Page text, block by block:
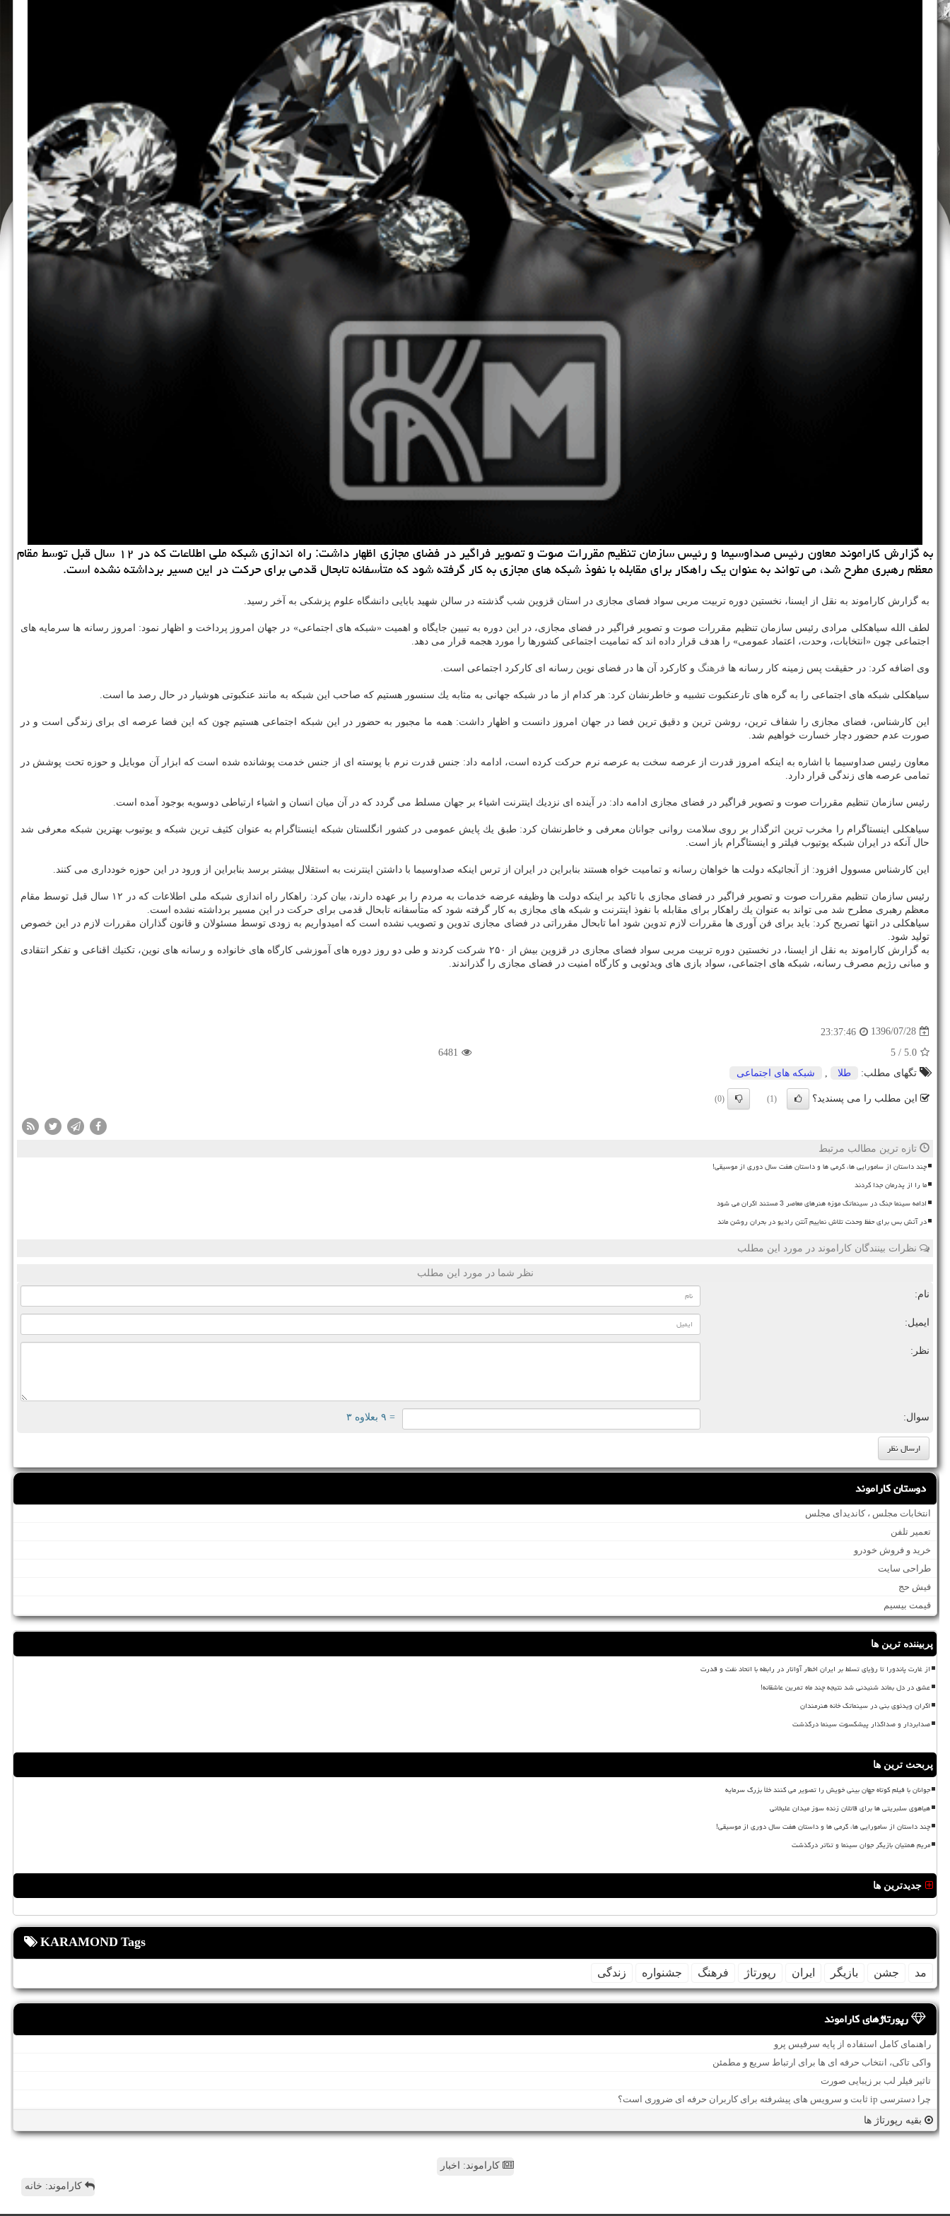
به گزارش كاراموند معاون رئیس صداوسیما و رئیس سازمان تنظیم مقررات صوت و تصویر فراگیر در فضای مجازی اظهار داشت: راه اندازی شبكه ملی اطلاعات كه در ۱۲ سال قبل توسط مقام
معظم رهبری مطرح شد، می تواند به عنوان یك راهكار برای مقابله با نفوذ شبكه های مجازی به كار گرفته شود كه متأسفانه تابحال قدمی برای حركت در این مسیر برداشته نشده است.
به گزارش كاراموند به نقل از ایسنا، نخستین دوره تربیت مربی سواد فضای مجازی در استان قزوین شب گذشته در سالن شهید بابایی دانشگاه علوم پزشكی به آخر رسید.
لطف الله سیاهكلی مرادی رئیس سازمان تنظیم مقررات صوت و تصویر فراگیر در فضای مجازی، در این دوره به تبیین جایگاه و اهمیت «شبكه های اجتماعی» در جهان امروز پرداخت و اظهار نمود: امروز رسانه ها سرمایه های
اجتماعی چون «انتخابات، وحدت، اعتماد عمومی» را هدف قرار داده اند كه تمامیت اجتماعی كشورها را مورد هجمه قرار می دهد.
وی اضافه كرد: در حقیقت پس زمینه كار رسانه ها فرهنگ و كاركرد آن ها در فضای نوین رسانه ای كاركرد اجتماعی است.
سیاهكلی شبكه های اجتماعی را به گره های تارعنكبوت تشبیه و خاطرنشان كرد: هر كدام از ما در شبكه جهانی به مثابه یك سنسور هستیم كه صاحب این شبكه به مانند عنكبوتی هوشیار در حال رصد ما است.
این كارشناس، فضای مجازی را شفاف ترین، روشن ترین و دقیق ترین فضا در جهان امروز دانست و اظهار داشت: همه ما مجبور به حضور در این شبكه اجتماعی هستیم چون كه این فضا عرصه ای برای زندگی است و در
صورت عدم حضور دچار خسارت خواهیم شد.
معاون رئیس صداوسیما با اشاره به اینكه امروز قدرت از عرصه سخت به عرصه نرم حركت كرده است، ادامه داد: جنس قدرت نرم با پوسته ای از جنس خدمت پوشانده شده است كه ابزار آن موبایل و حوزه تحت پوشش در
تمامی عرصه های زندگی قرار دارد.
رئیس سازمان تنظیم مقررات صوت و تصویر فراگیر در فضای مجازی ادامه داد: در آینده ای نزدیك اینترنت اشیاء بر جهان مسلط می گردد كه در آن میان انسان و اشیاء ارتباطی دوسویه بوجود آمده است.
سیاهكلی اینستاگرام را مخرب ترین اثرگذار بر روی سلامت روانی جوانان معرفی و خاطرنشان كرد: طبق یك پایش عمومی در كشور انگلستان شبكه اینستاگرام به عنوان كثیف ترین شبكه و یوتیوب بهترین شبكه معرفی شد
حال آنكه در ایران شبكه یوتیوب فیلتر و اینستاگرام باز است.
این كارشناس مسوول افزود: از آنجائیكه دولت ها خواهان رسانه و تمامیت خواه هستند بنابراین در ایران از ترس اینكه صداوسیما با داشتن اینترنت به استقلال بیشتر برسد بنابراین از ورود در این حوزه خودداری می كنند.
رئیس سازمان تنظیم مقررات صوت و تصویر فراگیر در فضای مجازی با تاكید بر اینكه دولت ها وظیفه عرضه خدمات به مردم را بر عهده دارند، بیان كرد: راهكار راه اندازی شبكه ملی اطلاعات كه در ۱۲ سال قبل توسط مقام
معظم رهبری مطرح شد می تواند به عنوان یك راهكار برای مقابله با نفوذ اینترنت و شبكه های مجازی به كار گرفته شود كه متأسفانه تابحال قدمی برای حركت در این مسیر برداشته نشده است.
سیاهكلی در انتها تصریح كرد: باید برای فن آوری ها مقررات لازم تدوین شود اما تابحال مقرراتی در فضای مجازی تدوین و تصویب نشده است كه امیدواریم به زودی توسط مسئولان و قانون گذاران مقررات لازم در این خصوص
تولید شود.
به گزارش كاراموند به نقل از ایسنا، در نخستین دوره تربیت مربی سواد فضای مجازی در قزوین بیش از ۲۵۰ شركت كردند و طی دو روز دوره های آموزشی كارگاه های خانواده و رسانه های نوین، تكنیك اقناعی و تفكر انتقادی
و مبانی رژیم مصرف رسانه، شبكه های اجتماعی، سواد بازی های ویدئویی و كارگاه امنیت در فضای مجازی را گذراندند.
1396/07/28
23:37:46
5.0
/ 5
6481
تگهای مطلب:
طلا شبكه های اجتماعی
این مطلب را می پسندید؟ (1)
(0)
تازه ترین مطالب مرتبط
چند داستان از سامورایی ها، گرمی ها و داستان هفت سال دوری از موسیقی!
ما را از پدرمان جدا کردند
ادامه سینما جنگ در سینماتک موزه هنرهای معاصر 3 مستند اکران می شود
در آتش بس برای حفظ وحدت تلاش نماییم آنتن رادیو در بحران روشن ماند
نظرات بینندگان کاراموند در مورد این مطلب
نظر شما در مورد این مطلب
نام:
ایمیل:
نظر:
سوال: = ۹ بعلاوه ۳
دوستان کاراموند
انتخابات مجلس ، کاندیدای مجلس
تعمیر تلفن
خرید و فروش خودرو
طراحی سایت
فیش حج
قیمت بیسیم
پربیننده ترین ها
از غارت پاندورا تا رؤیای تسلط بر ایران اخطار آواتار در رابطه با اتحاد نفت و قدرت
عشق در دل بماند شنیدنی شد نتیجه چند ماه تمرین عاشقانه!
اکران ویدئوی بنی در سینماتک خانه هنرمندان
صدابردار و صداگذار پیشکسوت سینما درگذشت
پربحث ترین ها
جوانان با فیلم کوتاه جهان بینی خویش را تصویر می کنند خلأ بزرگ سرمایه
هیاهوی سلبریتی ها برای قاتلان زنده سوز میدان علیخانی
چند داستان از سامورایی ها، گرمی ها و داستان هفت سال دوری از موسیقی!
مریم همتیان بازیگر جوان سینما و تئاتر درگذشت
جدیدترین ها
KARAMOND Tags
مد جشن بازیگر ایران رپورتاژ فرهنگ جشنواره زندگی
رپورتاژهای کاراموند
راهنمای کامل استفاده از پایه سرفیس پرو
واکی تاکی، انتخاب حرفه ای ها برای ارتباط سریع و مطمئن
تاثیر فیلر لب بر زیبایی صورت
چرا دسترسی ip ثابت و سرویس های پیشرفته برای کاربران حرفه ای ضروری است؟
بقیه رپورتاژ ها
کاراموند: اخبار
کاراموند: خانه